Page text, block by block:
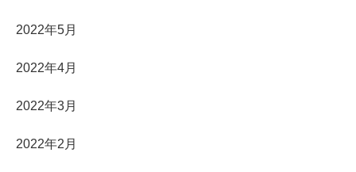
2022年5月
2022年4月
2022年3月
2022年2月